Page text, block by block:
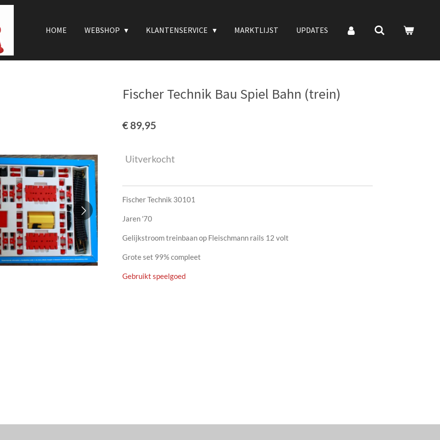
HOME WEBSHOP KLANTENSERVICE MARKTLIJST UPDATES
Fischer Technik Bau Spiel Bahn (trein)
€ 89,95
Uitverkocht
Fischer Technik 30101
Jaren '70
Gelijkstroom treinbaan op Fleischmann rails 12 volt
Grote set 99% compleet
Gebruikt speelgoed